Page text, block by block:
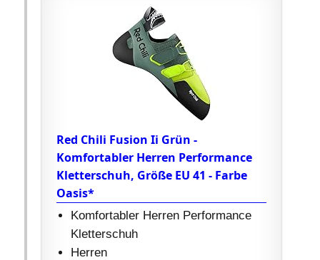
Red Chili Fusion Ii Grün -
Komfortabler Herren Performance
Kletterschuh, Größe EU 41 - Farbe
Oasis*
Komfortabler Herren Performance
Kletterschuh
Herren